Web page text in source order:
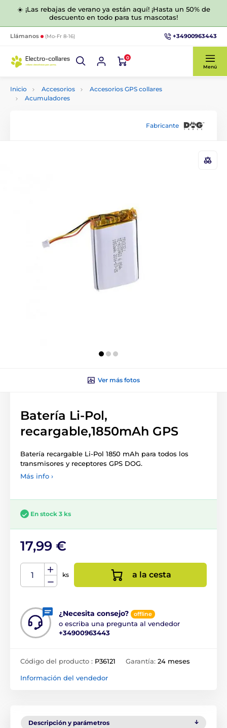
☀️ ¡Las rebajas de verano ya están aquí! ¡Hasta un 50% de
descuento en todo para tus mascotas!
Llámanos (Mo-Fr 8-16) +34900963443
0
Menú
Inicio Accesorios
Accesorios GPS collares
Acumuladores
Fabricante
Ver más fotos
Batería Li-Pol,
recargable,1850mAh GPS
Batería recargable Li-Pol 1850 mAh para todos los
transmisores y receptores GPS DOG.
Más info ›
En stock 3 ks
17,99 €
ks a la cesta
¿Necesita consejo? offline
o escriba una pregunta al vendedor
+34900963443
Código del producto : P36121 Garantía: 24 meses
Información del vendedor
Descripción y parámetros